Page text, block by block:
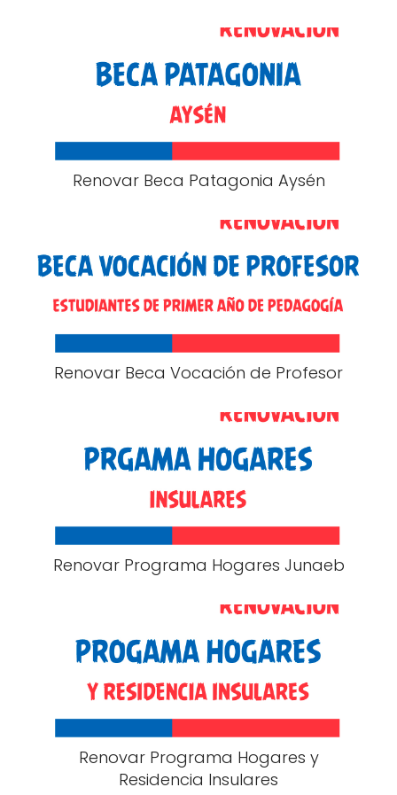
Renovar Beca Patagonia Aysén
Renovar Beca Vocación de Profesor
Renovar Programa Hogares Junaeb
Renovar Programa Hogares y
Residencia Insulares